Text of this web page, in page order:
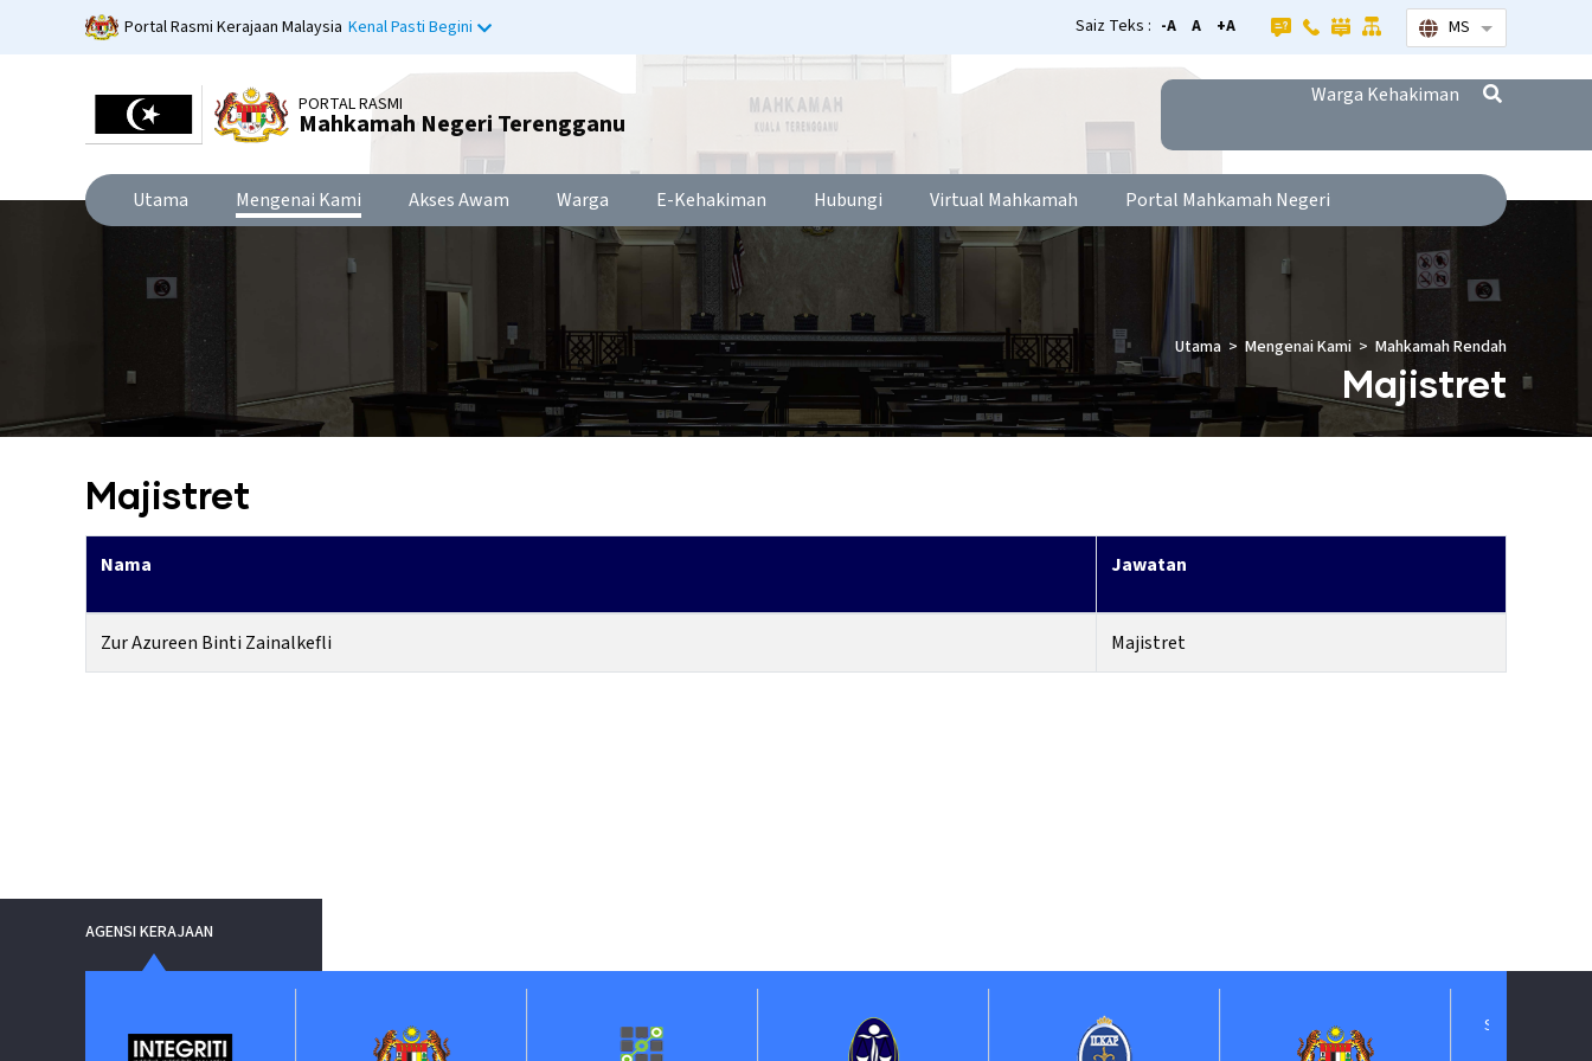
Portal Rasmi Kerajaan Malaysia Kenal Pasti Begini Saiz Teks : -A A +A MS Senarai
PORTAL RASMI
Mahkamah Negeri Terengganu
Warga Kehakiman
Utama Mengenai Kami Akses Awam Warga E-Kehakiman Hubungi Virtual Mahkamah Portal Mahkamah Negeri
Majistret
Utama Mengenai Kami Mahkamah Rendah
Majistret
Nama Jawatan
Zur Azureen Binti Zainalkefli Majistret
AGENSI KERAJAAN
Suruhanjaya Pelantikan